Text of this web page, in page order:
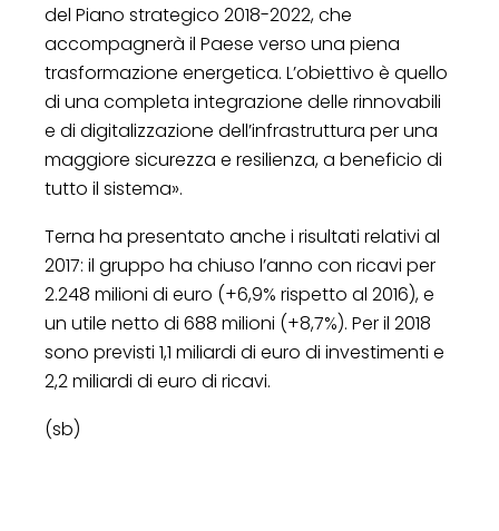
del Piano strategico 2018-2022, che
accompagnerà il Paese verso una piena
trasformazione energetica. L’obiettivo è quello
di una completa integrazione delle rinnovabili
e di digitalizzazione dell’infrastruttura per una
maggiore sicurezza e resilienza, a beneficio di
tutto il sistema».
Terna ha presentato anche i risultati relativi al
2017: il gruppo ha chiuso l’anno con ricavi per
2.248 milioni di euro (+6,9% rispetto al 2016), e
un utile netto di 688 milioni (+8,7%). Per il 2018
sono previsti 1,1 miliardi di euro di investimenti e
2,2 miliardi di euro di ricavi.
(sb)